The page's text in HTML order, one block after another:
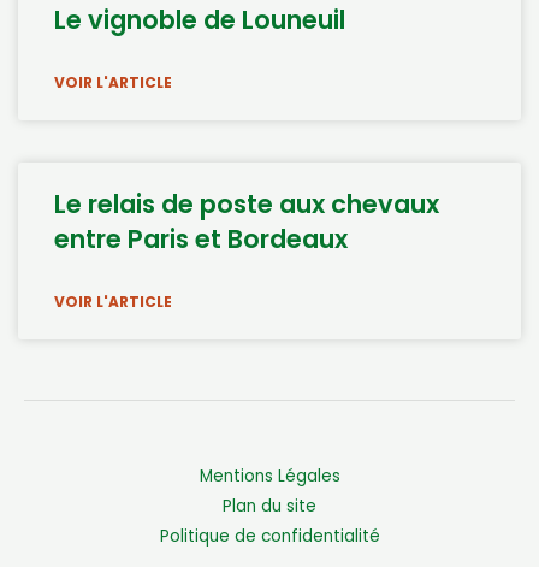
Le vignoble de Louneuil
VOIR L'ARTICLE
Le relais de poste aux chevaux
entre Paris et Bordeaux
VOIR L'ARTICLE
Mentions Légales
Plan du site
Politique de confidentialité